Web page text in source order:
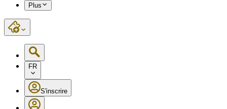
Plus
FR
S'inscrire